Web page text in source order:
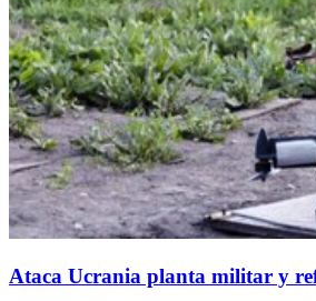
Ataca Ucrania planta militar y